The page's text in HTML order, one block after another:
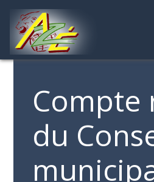
Compte
du